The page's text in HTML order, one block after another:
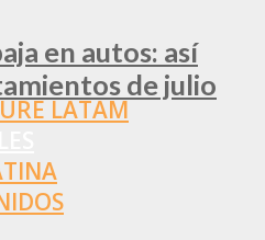
LATAM
en autos: así
de julio